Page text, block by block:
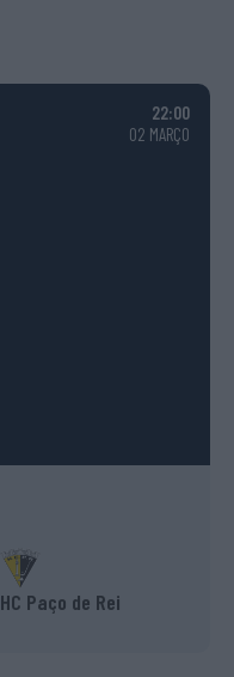
22:00
02 MARÇO
HC Paço de Rei